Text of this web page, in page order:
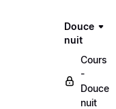
Douce
nuit
Cours
-
Douce
nuit